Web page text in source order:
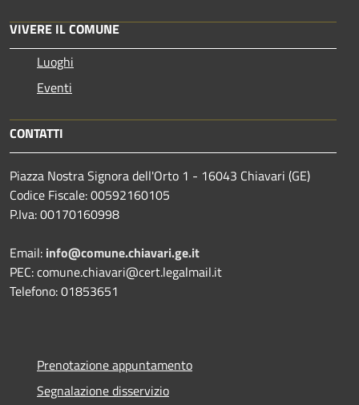
VIVERE IL COMUNE
Luoghi
Eventi
CONTATTI
Piazza Nostra Signora dell'Orto 1 - 16043 Chiavari (GE)
Codice Fiscale: 00592160105
P.Iva: 00170160998
Email: info@comune.chiavari.ge.it
PEC: comune.chiavari@cert.legalmail.it
Telefono: 01853651
Prenotazione appuntamento
Segnalazione disservizio